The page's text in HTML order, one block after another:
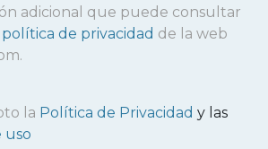
adicional que puede consultar
política de privacidad de la web
la Política de Privacidad y las
uso